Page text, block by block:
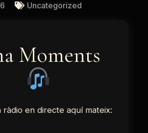
Uncategorized
Moments
ràdio en directe aquí mateix: